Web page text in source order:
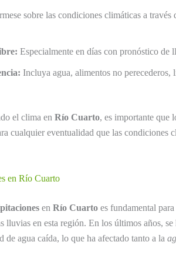
sobre las condiciones climáticas a través
Especialmente en días con pronóstico de
Incluya agua, alimentos no perecederos,
el clima en Río Cuarto, es importante que
cualquier eventualidad que las condiciones
en Río Cuarto
en Río Cuarto es fundamental
en esta región. En los últimos años, se
de agua caída, lo que ha afectado tanto a la